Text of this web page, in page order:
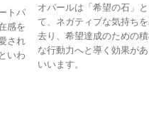
トパ
感を
され
いわ
オパールは「希望の石」
て、ネガティブな気持ち
去り、希望達成のための
な行動力へと導く効果が
いいます。